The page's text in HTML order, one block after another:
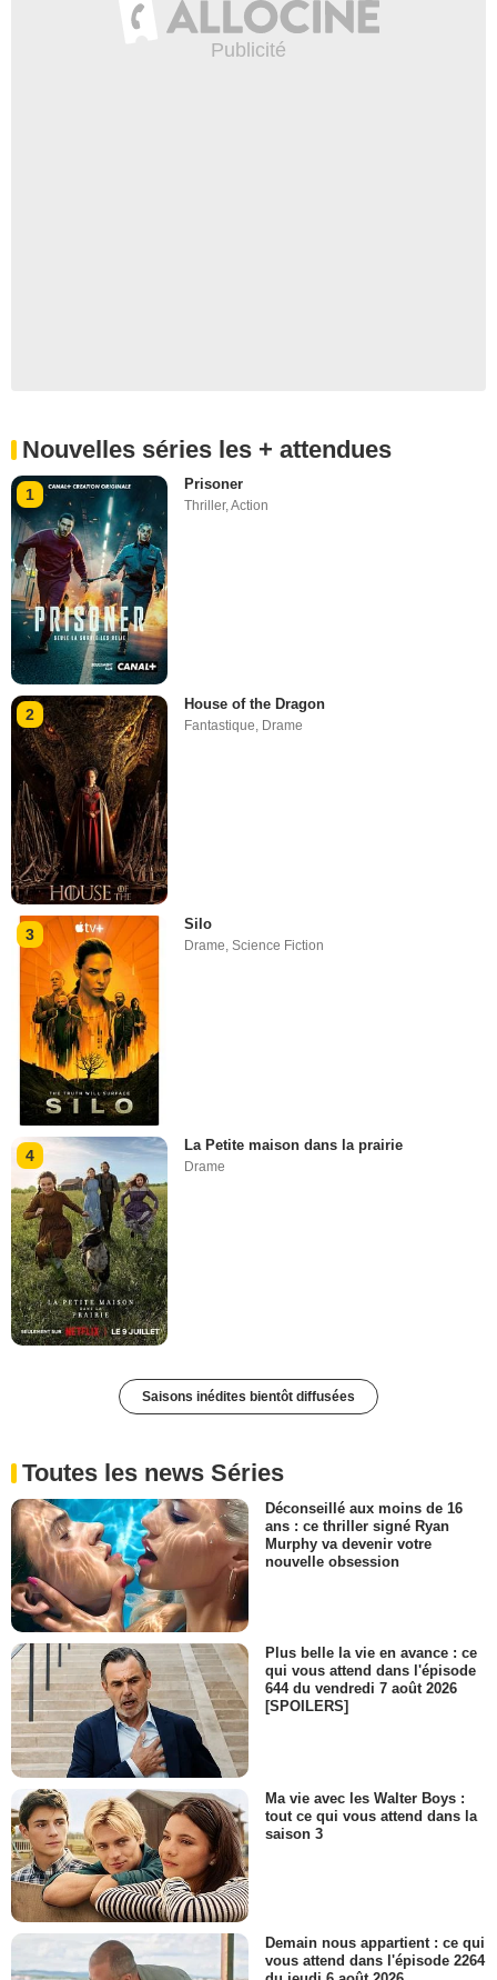
Nouvelles séries les + attendues
1
Prisoner
Thriller,Action
2
House of the Dragon
Fantastique, Drame
3
Silo
Drame,Science Fiction
4
La Petite maison dans la prairie
Drame
Saisons inédites bientôt diffusées
Toutes les news Séries
Déconseillé aux moins de 16
ans : ce thriller signé Ryan
Murphy va devenir votre
nouvelle obsession
Plus belle la vie en avance : ce
qui vous attend dans l'épisode
644 du vendredi 7 août 2026
[SPOILERS]
Ma vie avec les Walter Boys :
tout ce qui vous attend dans la
saison 3
Demain nous appartient : ce qui
vous attend dans l'épisode 2264